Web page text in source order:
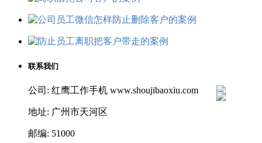
联系我们
公司: 红鹰工作手机 www.shoujibaoxiu.com
地址: 广州市天河区
邮编: 51000